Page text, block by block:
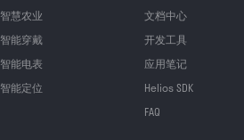
智慧农业
智能穿戴
智能电表
智能定位
文档中心
开发工具
应用笔记
Helios SDK
FAQ